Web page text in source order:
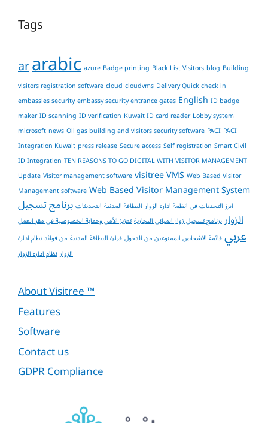
Tags
ararabicazureBadge printing Black List Visitorsblog Building
visitors registration softwarecloudcloudvmsDelivery Quick check in
embassies securityembassy security entrance gatesEnglishID badge
makerID scanning ID verificationKuwait ID card readerLobby system
microsoftnewsOil gas building and visitors security softwarePACIPACI
Integration Kuwaitpress releaseSecure accessSelf registrationSmart Civil
ID IntegrationTEN REASONS TO GO DIGITAL WITH VISITOR MANAGEMENT
UpdateVisitor management softwarevisitreeVMSWeb Based Visitor
Management softwareWeb Based Visitor Management System
ابرز التحديات في انظمة ادارة الزوارالبطاقة المدنيةالتحديثاتبرنامج تسجيل
الزواربرنامج تسجيل زوار المباني التجاريةتعزيز الأمن وحماية الخصوصية في مقر العمل
عربيقائمة الأشخاص الممنوعين من الدخولقراءة البطاقة المدنيةمن فوائد نظام ادارة
الزوارنظام ادارة الزوار
About Visitree ™
Features
Software
Contact us
GDPR Compliance